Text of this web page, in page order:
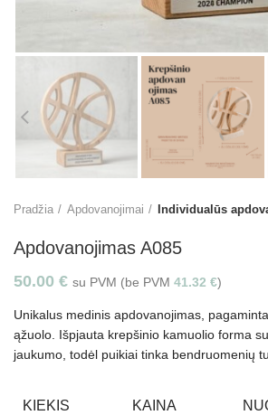
Pradžia Apdovanojimai Individualūs
Apdovanojimas A085
50.00 € su PVM (be PVM 41.32 €)
Unikalus medinis apdovanojimas,
ąžuolo. Išpjauta krepšinio kamuolio forma
jaukumo, todėl puikiai tinka bendruomenių
KIEKIS KAINA